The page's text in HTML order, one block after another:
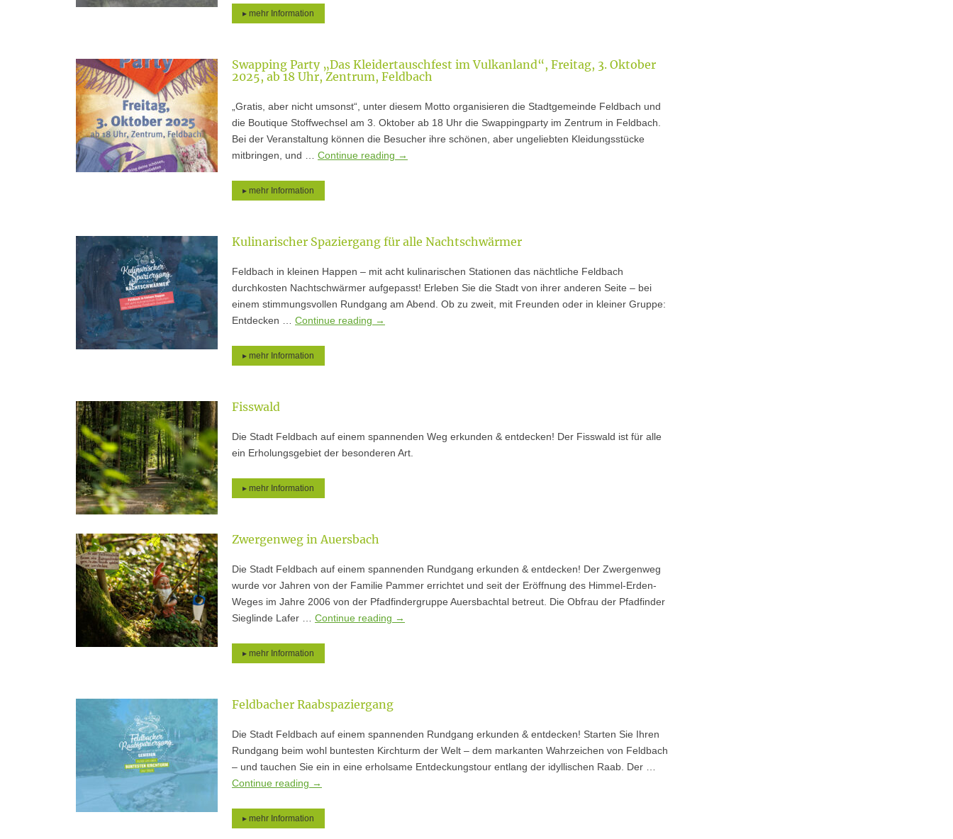
▸ mehr Information
Swapping Party „Das Kleidertauschfest im Vulkanland“, Freitag, 3. Oktober
2025, ab 18 Uhr, Zentrum, Feldbach
„Gratis, aber nicht umsonst“, unter diesem Motto organisieren die Stadtgemeinde Feldbach und
die Boutique Stoffwechsel am 3. Oktober ab 18 Uhr die Swappingparty im Zentrum in Feldbach.
Bei der Veranstaltung können die Besucher ihre schönen, aber ungeliebten Kleidungsstücke
mitbringen, und … Continue reading →
▸ mehr Information
Kulinarischer Spaziergang für alle Nachtschwärmer
Feldbach in kleinen Happen – mit acht kulinarischen Stationen das nächtliche Feldbach
durchkosten Nachtschwärmer aufgepasst! Erleben Sie die Stadt von ihrer anderen Seite – bei
einem stimmungsvollen Rundgang am Abend. Ob zu zweit, mit Freunden oder in kleiner Gruppe:
Entdecken … Continue reading →
▸ mehr Information
Fisswald
Die Stadt Feldbach auf einem spannenden Weg erkunden & entdecken! Der Fisswald ist für alle
ein Erholungsgebiet der besonderen Art.
▸ mehr Information
Zwergenweg in Auersbach
Die Stadt Feldbach auf einem spannenden Rundgang erkunden & entdecken! Der Zwergenweg
wurde vor Jahren von der Familie Pammer errichtet und seit der Eröffnung des Himmel-Erden-
Weges im Jahre 2006 von der Pfadfindergruppe Auersbachtal betreut. Die Obfrau der Pfadfinder
Sieglinde Lafer … Continue reading →
▸ mehr Information
Feldbacher Raabspaziergang
Die Stadt Feldbach auf einem spannenden Rundgang erkunden & entdecken! Starten Sie Ihren
Rundgang beim wohl buntesten Kirchturm der Welt – dem markanten Wahrzeichen von Feldbach
– und tauchen Sie ein in eine erholsame Entdeckungstour entlang der idyllischen Raab. Der …
Continue reading →
▸ mehr Information